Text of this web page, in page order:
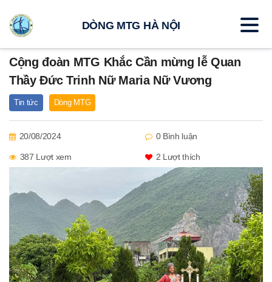
Cộng đoàn MTG Khắc Cần mừng lễ Quan
Thầy Đức Trinh Nữ Maria Nữ Vương
Tin tức Dòng MTG
20/08/2024 0 Bình luận
387 Lượt xem 2 Lượt thích
DÒNG MTG HÀ NỘI